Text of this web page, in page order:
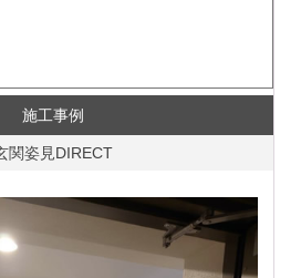
施工事例
関姿見DIRECT